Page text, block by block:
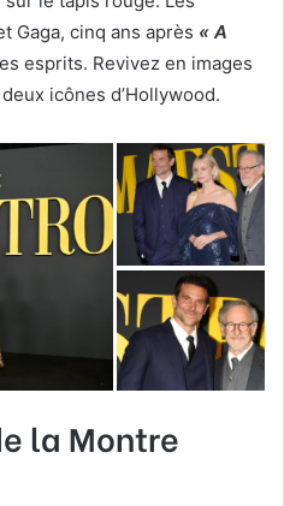
Gaga, cinq ans après « A
esprits. Revivez en images
icônes d’Hollywood.
la Montre